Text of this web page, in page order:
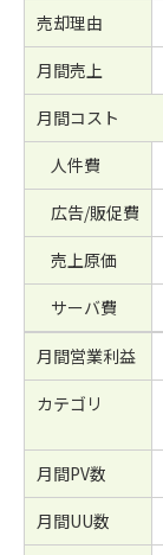
売却理由
月間売上
月間コスト
人件費
広告/販促費
売上原価
サーバ費
月間営業利益
カテゴリ
月間PV数
月間UU数